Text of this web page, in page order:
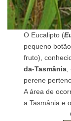
O Eucalipto (
pequeno
fruto),
da-Tasmânia
perene
A área de
a Tasmânia e